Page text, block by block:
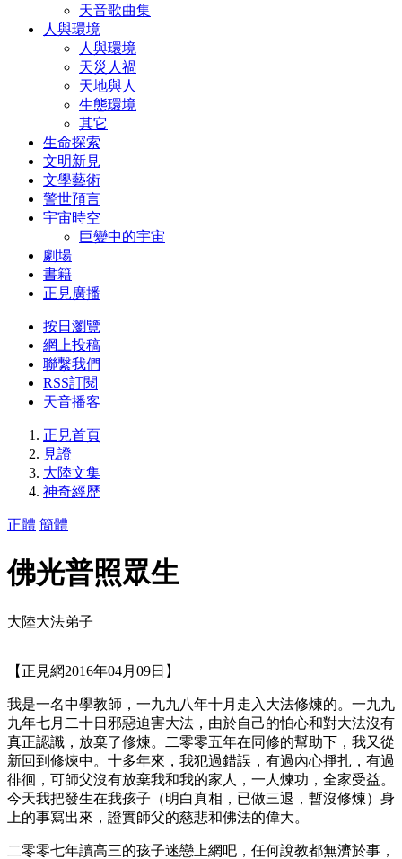
天音歌曲集
人與環境
人與環境
天災人禍
天地與人
生態環境
其它
生命探索
文明新見
文學藝術
警世預言
宇宙時空
巨變中的宇宙
劇場
書籍
正見廣播
按日瀏覽
網上投稿
聯繫我們
RSS訂閱
天音播客
正見首頁
見證
大陸文集
神奇經歷
正體 簡體
佛光普照眾生
大陸大法弟子
【正見網2016年04月09日】
我是一名中學教師，一九九八年十月走入大法修煉的。一九九
九年七月二十日邪惡迫害大法，由於自己的怕心和對大法沒有
真正認識，放棄了修煉。二零零五年在同修的幫助下，我又從
新回到修煉中。十多年來，我犯過錯誤，有過內心掙扎，有過
徘徊，可師父沒有放棄我和我的家人，一人煉功，全家受益。
今天我把發生在我孩子（明白真相，已做三退，暫沒修煉）身
上的事寫出來，證實師父的慈悲和佛法的偉大。
二零零七年讀高三的孩子迷戀上網吧，任何說教都無濟於事，